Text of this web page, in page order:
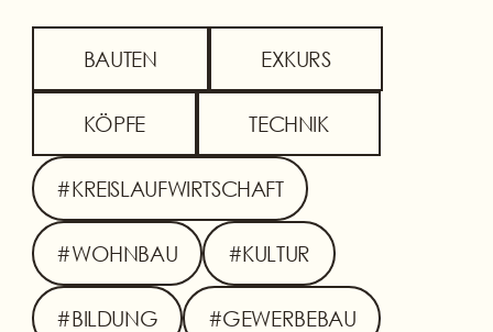
BAUTEN EXKURS
KÖPFE TECHNIK
#KREISLAUFWIRTSCHAFT
#WOHNBAU #KULTUR
#BILDUNG #GEWERBEBAU